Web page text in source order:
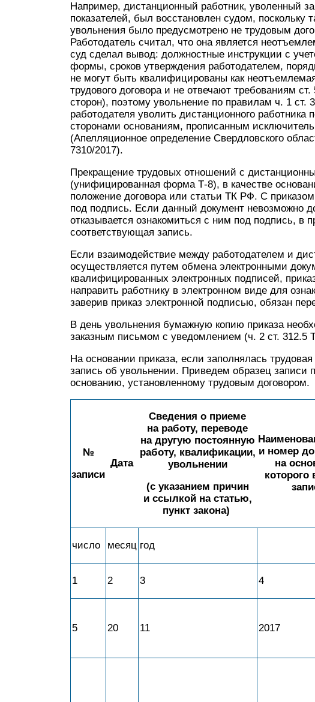
Например, дистанционный работник, уволенный
показателей, был восстановлен судом, поскольку
увольнения было предусмотрено не трудовым
Работодатель считал, что она является
суд сделал вывод: должностные инструкции с
формы, сроков утверждения работодателем,
не могут быть квалифицированы как
трудового договора и не отвечают требованиям
сторон), поэтому увольнение по правилам ч. 1
работодателя уволить дистанционного
сторонами основаниям, прописанным
(Апелляционное определение Свердловского
7310/2017).
Прекращение трудовых отношений с
(унифицированная форма Т-8), в качестве
положение договора или статьи ТК РФ. С
под подпись. Если данный документ невозможно
отказывается ознакомиться с ним под подпись, в
соответствующая запись.
Если взаимодействие между работодателем и
осуществляется путем обмена электронными
квалифицированных электронных подписей,
направить работнику в электронном виде для
заверив приказ электронной подписью, обязан
В день увольнения бумажную копию приказа
заказным письмом с уведомлением (ч. 2 ст. 312.5
На основании приказа, если заполнялась
запись об увольнении. Приведем образец записи
основанию, установленному трудовым договором.
№
записи
Дата
Сведения о приеме
на работу, переводе
на другую постоянную
работу, квалификации,
увольнении
(с указанием причин
и ссылкой на статью,
пункт закона)
и номер
на
которого
число месяц год
1 2 3 4
5 20 11 2017